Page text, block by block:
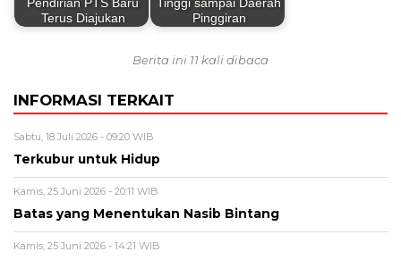
Terus Diajukan
Pinggiran
Berita ini 11 kali dibaca
INFORMASI TERKAIT
Sabtu, 18 Juli 2026 - 09:20 WIB
Terkubur untuk Hidup
Kamis, 25 Juni 2026 - 20:11 WIB
Batas yang Menentukan Nasib Bintang
Kamis, 25 Juni 2026 - 14:21 WIB